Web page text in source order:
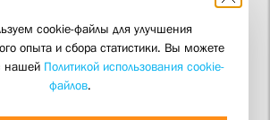
оказывается тесно связана с
произведениях автор стремиться
и непоколебимость христианских
пересмотру со стороны
интеллигенции,
гуманизма. Те же
cookie-файлы для улучшения
опыта и сбора статистики. Вы можете
нашей Политикой использования cookie-
файлов.